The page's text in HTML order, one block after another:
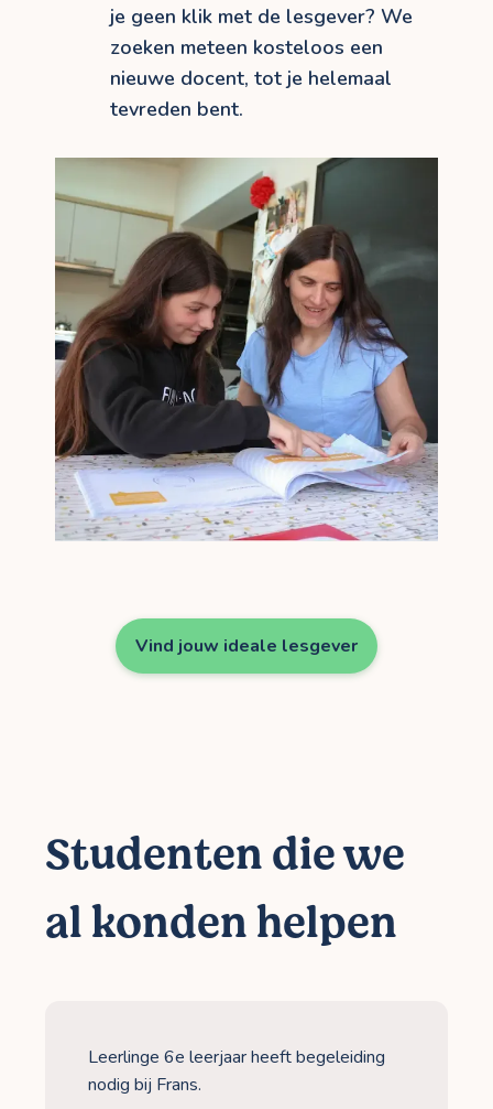
je geen klik met de lesgever? We
zoeken meteen kosteloos een
nieuwe docent, tot je helemaal
tevreden bent.
Vind jouw ideale lesgever
Studenten die we
al konden helpen
Leerlinge 6e leerjaar heeft begeleiding
nodig bij Frans.